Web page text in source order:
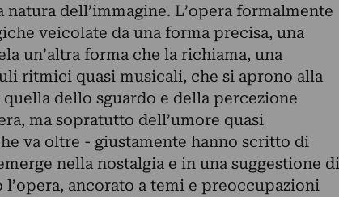
dell’immagine. L’opera formalmente
veicolate da una forma precisa, una
un’altra forma che la richiama, una
ritmici quasi musicali, che si aprono alla
dello sguardo e della percezione
ma sopratutto dell’umore quasi
va oltre - giustamente hanno scritto di
nella nostalgia e in una suggestione di
ancorato a temi e preoccupazioni